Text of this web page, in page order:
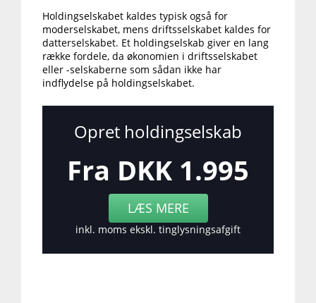
Holdingselskabet kaldes typisk også for
moderselskabet, mens driftsselskabet kaldes for
datterselskabet. Et holdingselskab giver en lang
række fordele, da økonomien i driftsselskabet
eller -selskaberne som sådan ikke har
indflydelse på holdingselskabet.
Opret holdingselskab
Fra DKK 1.995
LÆS MERE
inkl. moms ekskl. tinglysningsafgift